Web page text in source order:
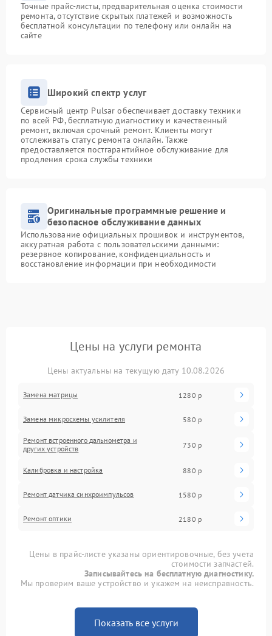
Точные прайс-листы, предварительная оценка стоимости
ремонта, отсутствие скрытых платежей и возможность
бесплатной консультации по телефону или онлайн на
сайте
Широкий спектр услуг
Сервисный центр Pulsar обеспечивает доставку техники
по всей РФ, бесплатную диагностику и качественный
ремонт, включая срочный ремонт. Клиенты могут
отслеживать статус ремонта онлайн. Также
предоставляется постгарантийное обслуживание для
продления срока службы техники
Оригинальные программные решение и
безопасное обслуживание данных
Использование официальных прошивок и инструментов,
аккуратная работа с пользовательскими данными:
резервное копирование, конфиденциальность и
восстановление информации при необходимости
Цены на услуги ремонта
Цены актуальны на текущую дату 10.08.2026
Замена матрицы 1280 р
Замена микросхемы усилителя 580 р
Ремонт встроенного дальнометра и
других устройств
730 р
Калибровка и настройка 880 р
Ремонт датчика синхроимпульсов 1580 р
Ремонт оптики 2180 р
Цены в прайс-листе указаны ориентировочные, без учета
стоимости запчастей.
Записывайтесь на бесплатную диагностику.
Мы проверим ваше устройство и укажем на неисправность.
Показать все услуги